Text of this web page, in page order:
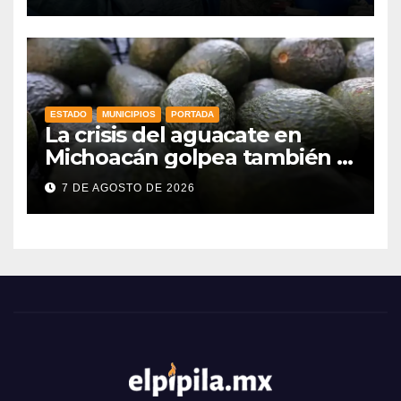
ESTADO MUNICIPIOS PORTADA
La crisis del aguacate en
Michoacán golpea también a
productores de Guanajuato
7 DE AGOSTO DE 2026